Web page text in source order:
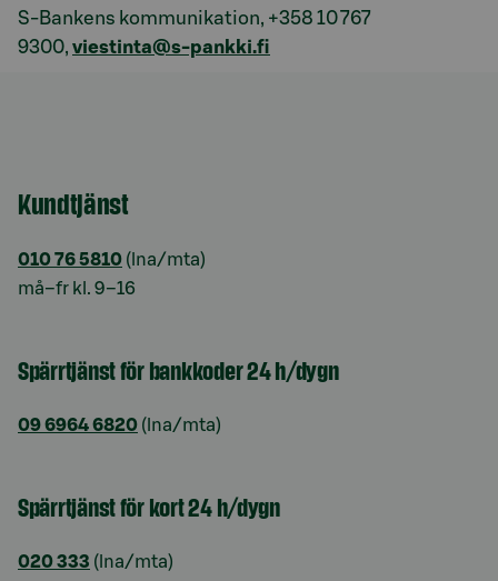
S-Bankens kommunikation, +358 10 767
9300, viestinta@s-pankki.fi
Kundtjänst
010 76 5810 (lna/mta)
må–fr kl. 9–16
Spärrtjänst för bankkoder 24 h/dygn
09 6964 6820 (lna/mta)
Spärrtjänst för kort 24 h/dygn
020 333 (lna/mta)